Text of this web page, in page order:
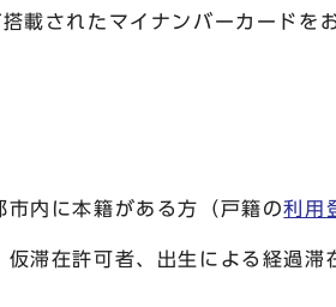
載されたマイナンバーカードを
内に本籍がある方（戸籍の利用
滞在許可者、出生による経過滞